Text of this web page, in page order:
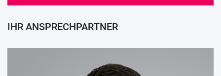
IHR ANSPRECHPARTNER